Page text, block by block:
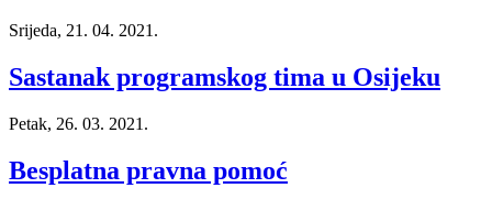
Srijeda, 21. 04. 2021.
Sastanak programskog tima u Osijeku
Petak, 26. 03. 2021.
Besplatna pravna pomoć